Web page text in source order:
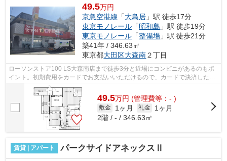
49.5万円
京急空港線 「大鳥居 」駅 徒歩17分
東京モノレール 「昭和島 」駅 徒歩19分
東京モノレール 「整備場 」駅 徒歩21分
築41年 / 346.63㎡
東京都大田区大森南２丁目
ローソンストア100 LS大森南店まで徒歩3分と近場にコンビニがあるのもポ
イント。初期費用をカードでお支払いいただけるので、カードで決済したい
方にもおすすめです。行く先に応じて経...
49.5万円 (管理費等：- )
敷金 1ヶ月 礼金
1ヶ月
2階 / - / 346.63㎡
賃貸 | アパート パークサイドアネックスⅡ